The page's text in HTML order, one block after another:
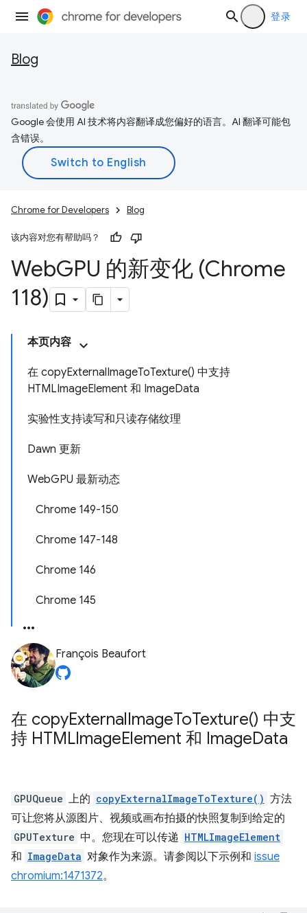
登录
Blog
Google 会使用 AI 技术将内容翻译成您偏好的语言。AI 翻译可能包
含错误。
Chrome for Developers Blog
该内容对您有帮助吗？
WebGPU 的新变化 (Chrome
118)
本页内容
在 copyExternalImageToTexture() 中支持
HTMLImageElement 和 ImageData
实验性支持读写和只读存储纹理
Dawn 更新
WebGPU 最新动态
Chrome 149-150
Chrome 147-148
Chrome 146
Chrome 145
François Beaufort
在 copyExternalImageToTexture() 中支
持 HTMLImageElement 和 ImageData
GPUQueue 上的 copyExternalImageToTexture() 方法
可让您将从源图片、视频或画布拍摄的快照复制到给定的
GPUTexture 中。您现在可以传递 HTMLImageElement
和 ImageData 对象作为来源。请参阅以下示例和 issue
chromium:1471372。